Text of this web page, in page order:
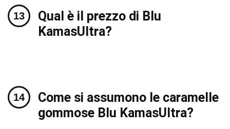
Qual è il prezzo di Blu
KamasUltra?
Come si assumono le caramelle
gommose Blu KamasUltra?